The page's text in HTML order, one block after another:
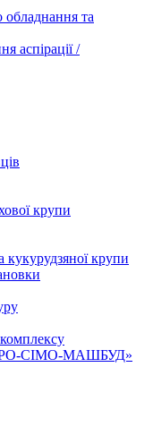
обладнання та
аспірації /
крупи
крупи
СІМО-МАШБУД»